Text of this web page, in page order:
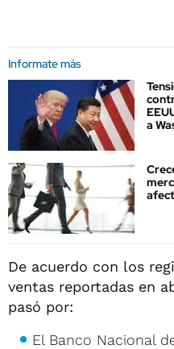
Informate más
a
De acuerdo con los
ventas reportadas en
pasó por:
El Banco Nacional